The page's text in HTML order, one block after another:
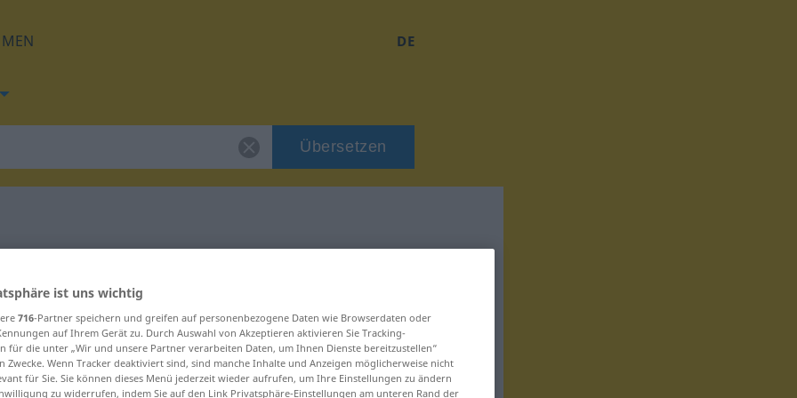
DE
Übersetzen
für "Episode"
ist uns wichtig
716-Partner speichern und greifen auf personenbezogene Daten wie Browserdaten oder
auf Ihrem Gerät zu. Durch Auswahl von Akzeptieren aktivieren Sie Tracking-
für die unter „Wir und unsere Partner verarbeiten Daten, um Ihnen Dienste bereitzustellen“
Zwecke. Wenn Tracker deaktiviert sind, sind manche Inhalte und Anzeigen möglicherweise nicht
für Sie. Sie können dieses Menü jederzeit wieder aufrufen, um Ihre Einstellungen zu ändern
zu widerrufen, indem Sie auf den Link Privatsphäre-Einstellungen am unteren Rand der